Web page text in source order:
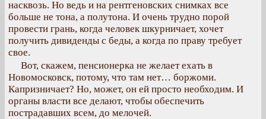
насквозь. Но ведь и на рентгеновских снимках все
больше не тона, а полутона. И очень трудно порой
провести грань, когда человек шкурничает, хочет
получить дивиденды с беды, а когда по праву требует
свое.
Вот, скажем, пенсионерка не желает ехать в
Новомосковск, потому, что там нет… боржоми.
Капризничает? Но, может, он ей просто необходим. И
органы власти все делают, чтобы обеспечить
пострадавших всем, до мелочей.